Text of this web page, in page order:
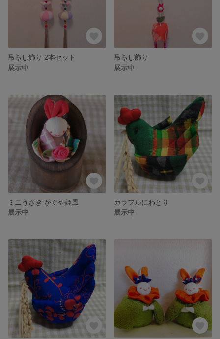
吊るし飾り 2本セット
展示中
吊るし飾り
展示中
ミニうさぎ かぐや姫風
展示中
カラフルにわとり
展示中